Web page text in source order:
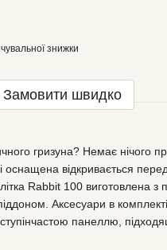
знижки
Замовити швидко
гризуна? Немає нічого
оснащена відкривається
Rabbit 100 виготовлена з
Аксесуари в
панеллю,